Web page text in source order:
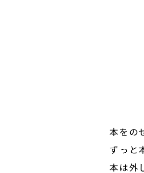
本をの
ずっと
本は外